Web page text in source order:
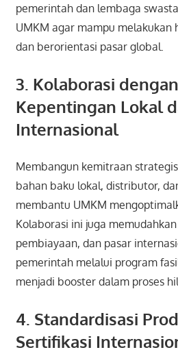
pemerintah dan lembaga
UMKM agar mampu melakukan
dan berorientasi pasar global.
3. Kolaborasi
Kepentingan Lokal
Internasional
Membangun kemitraan
bahan baku lokal, distributor,
membantu UMKM
Kolaborasi ini juga
pembiayaan, dan pasar
pemerintah melalui program
menjadi booster dalam proses
4. Standardisasi
Sertifikasi